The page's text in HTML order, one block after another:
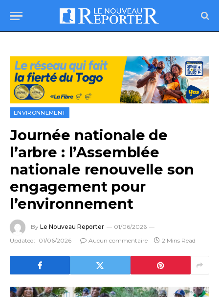
ENVIRONNEMENT
Journée nationale de
l’arbre : l’Assemblée
nationale renouvelle son
engagement pour
l’environnement
By Le Nouveau Reporter
01/06/2026
Updated: 01/06/2026 Aucun commentaire 2 Mins Read